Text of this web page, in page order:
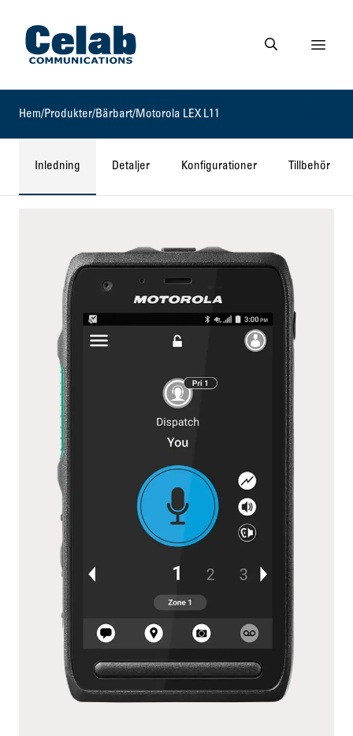
Gå till startsidan
Gå till söksidan
Visa
Hem/Produkter/Bärbart/ Motorola LEX L11
Inledning Detaljer Konfigurationer Tillbehör